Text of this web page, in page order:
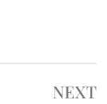
NEXT